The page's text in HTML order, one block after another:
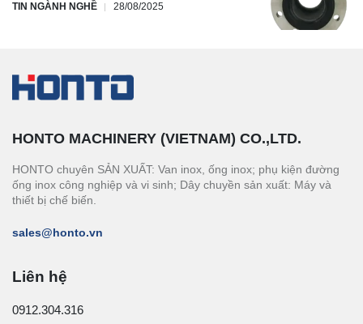
TIN NGÀNH NGHỀ 28/08/2025
HONTO MACHINERY (VIETNAM) CO.,LTD.
HONTO chuyên SẢN XUẤT: Van inox, ống inox; phụ kiện đường
ống inox công nghiệp và vi sinh; Dây chuyền sản xuất: Máy và
thiết bị chế biến.
sales@honto.vn
Liên hệ
0912.304.316